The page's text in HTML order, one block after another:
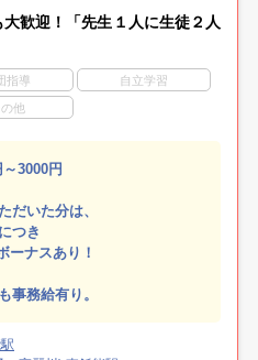
歓迎！「先生１人に生徒２人
指導 自立学習
他
3000円
だいた分は、
つき
ーナスあり！
事務給有り。